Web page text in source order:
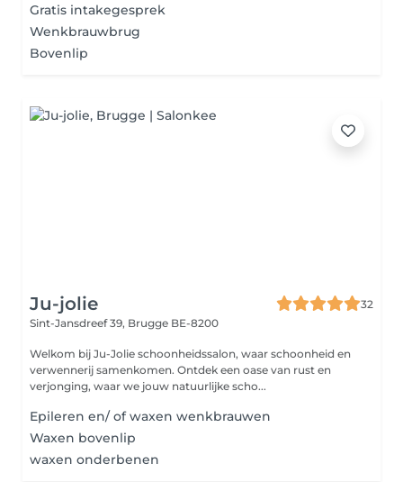
Gratis intakegesprek
Wenkbrauwbrug
Bovenlip
Ju-jolie
32
Sint-Jansdreef 39, Brugge BE-8200
Welkom bij Ju-Jolie schoonheidssalon, waar schoonheid en
verwennerij samenkomen. Ontdek een oase van rust en
verjonging, waar we jouw natuurlijke scho...
Epileren en/ of waxen wenkbrauwen
Waxen bovenlip
waxen onderbenen